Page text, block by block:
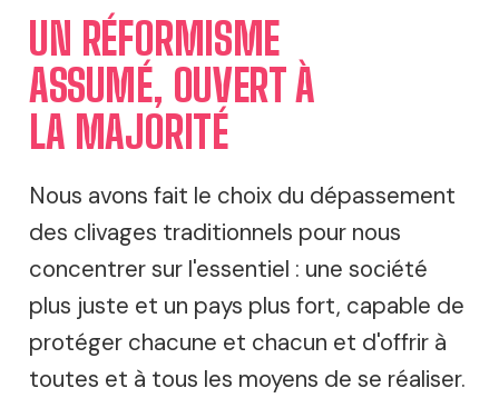
UN RÉFORMISME
ASSUMÉ, OUVERT À
LA MAJORITÉ
Nous avons fait le choix du dépassement
des clivages traditionnels pour nous
concentrer sur l'essentiel : une société
plus juste et un pays plus fort, capable de
protéger chacune et chacun et d'offrir à
toutes et à tous les moyens de se réaliser.